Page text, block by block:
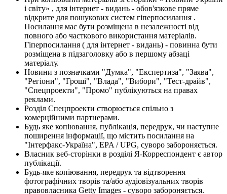
і світу» , для інтернет - видань - обов'язкове пряме
відкрите для пошукових систем гіперпосилання .
Посилання має бути розміщена в незалежності від
повного або часткового використання матеріалів.
Гіперпосилання ( для інтернет - видань) - повинна бути
розміщена в підзаголовку або в першому абзаці
матеріалу.
Новини з позначками "Думка", "Експертиза", "Заява",
"Регіони", "Гроші", "Влада", "Вибори", "Тест-драйв",
"Спецпроекти", "Промо" публікуються на правах
реклами.
Розділ Спецпроекти створюється спільно з
комерційними партнерами.
Будь яке копіювання, публікація, передрук, чи наступне
поширення інформації, що містить посилання на
"Інтерфакс-Україна", EPA / UPG, суворо забороняється.
Власник веб-сторінки в розділі Я-Корреспондент є автор
публікації.
Будь-яке копіювання, передрук та відтворення
фотографічних творів та/або аудіовізуальних творів
правовласника Getty Images - суворо забороняється.